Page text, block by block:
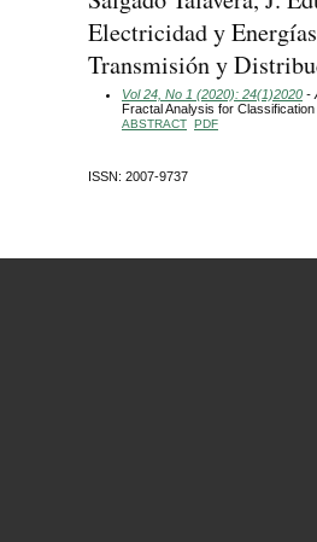
Electricidad y
Transmisión y
Vol 24, No 1 (2020): 24(1)2020 -
Fractal Analysis for
ABSTRACT PDF
ISSN: 2007-9737